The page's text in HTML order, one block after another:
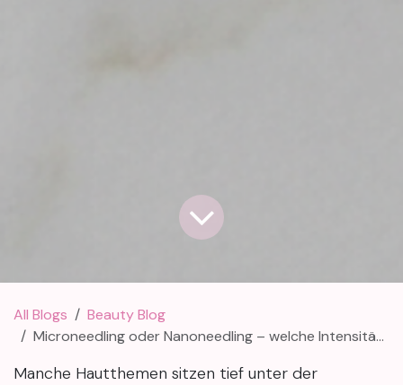
All Blogs
Beauty Blog
Microneedling oder Nanoneedling – welche Intensität passt zu deinem Hautbild?
Manche Hautthemen sitzen tief unter der